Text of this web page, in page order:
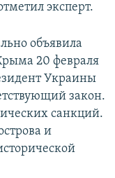
эксперт.
объявила
20 февраля
Украины
закон.
санкций.
и